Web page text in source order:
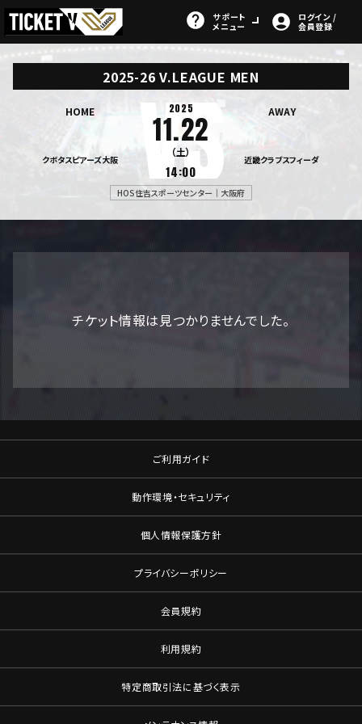
サポート
メニュー
ログイン /
会員登録
2025-26 V.LEAGUE MEN
HOME
クボタスピアーズ大阪
2025
11.22
（土）
14:00
AWAY
近畿クラブスフィーダ
HOS住吉スポーツセンター｜大阪府
チケット情報は見つかりませんでした。
ご利用ガイド
動作環境・セキュリティ
個人情報保護方針
プライバシーポリシー
会員規約
利用規約
特定商取引法に基づく表示